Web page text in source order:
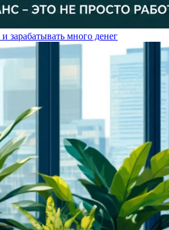
зарабатывать много денег